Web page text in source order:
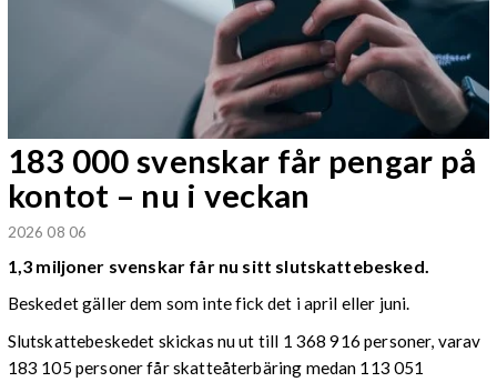
183 000 svenskar får pengar på
kontot – nu i veckan
2026 08 06
1,3 miljoner svenskar får nu sitt slutskattebesked.
Beskedet gäller dem som inte fick det i april eller juni.
Slutskattebeskedet skickas nu ut till 1 368 916 personer, varav
183 105 personer får skatteåterbäring medan 113 051